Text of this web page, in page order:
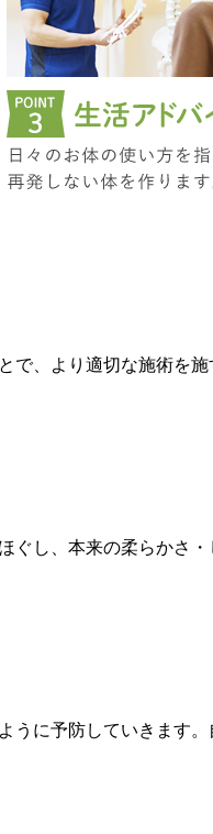
、より適切な施術を施
し、本来の柔らかさ・
に予防していきます